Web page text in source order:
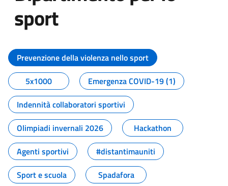
sport
Tutti i contenuti della pagina
Prevenzione della violenza nello sport
5x1000
Emergenza COVID-19 (1)
Indennità collaboratori sportivi
Olimpiadi invernali 2026
Hackathon
Agenti sportivi
#distantimauniti
Sport e scuola
Spadafora